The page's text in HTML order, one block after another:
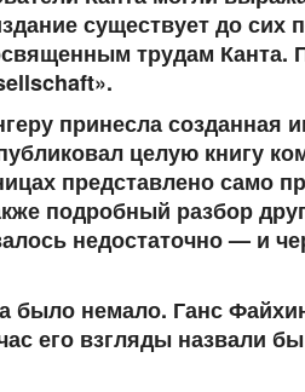
существует до сих
трудам Канта.
принесла созданная
целую книгу
представлено само
подробный разбор
недостаточно — и
было немало. Ганс
его взгляды назвали бы